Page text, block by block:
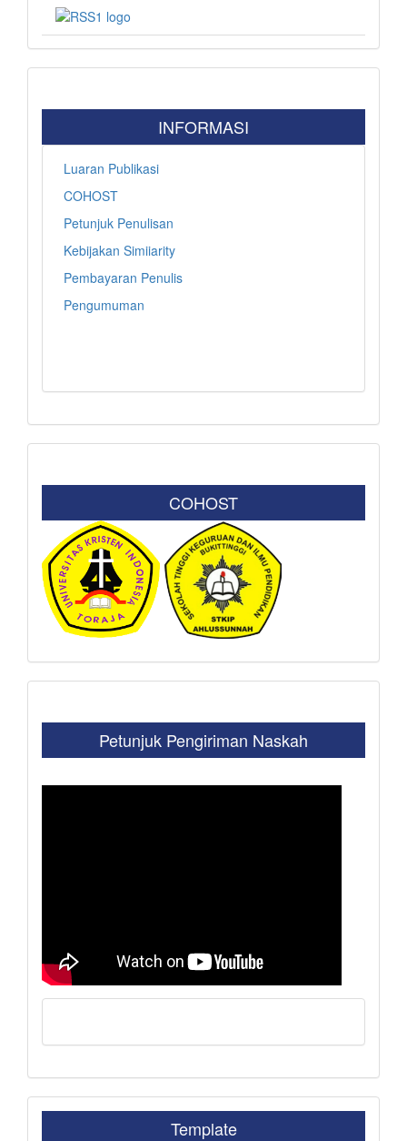
INFORMASI
Luaran Publikasi
COHOST
Petunjuk Penulisan
Kebijakan Simiiarity
Pembayaran Penulis
Pengumuman
COHOST
Petunjuk Pengiriman Naskah
Template